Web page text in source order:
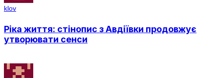
klov
Ріка життя: стінопис з Авдіївки продовжує
утворювати сенси